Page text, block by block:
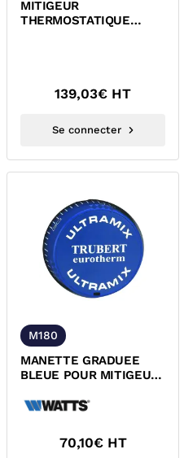
MITIGEUR
THERMOSTATIQUE
139,03€ HT
Se connecter
M180
MANETTE GRADUEE
BLEUE POUR MITIGEUR
70,10€ HT